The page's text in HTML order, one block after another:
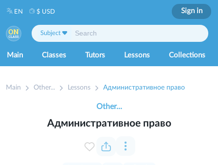
Main Classes Tutors Lessons Collections
Subject
EN $ USD Sign in
Main Other... Lessons Административное право
Административное право
Other...